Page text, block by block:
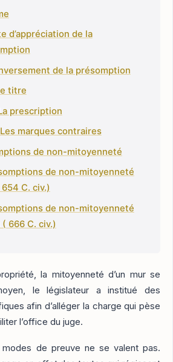
d’appréciation de la
de la présomption
titre
prescription
marques contraires
de non-mitoyenneté
de non-mitoyenneté
C. civ.)
de non-mitoyenneté
666 C. civ.)
la mitoyenneté d’un mur se
le législateur a institué des
afin d’alléger la charge qui pèse
l’office du juge.
de preuve ne se valent pas.